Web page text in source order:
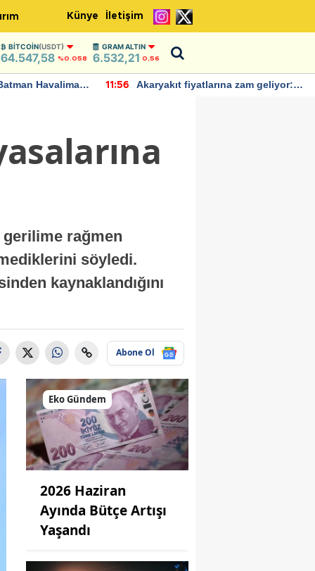
Künye İletişim
BITCOIN(USDT)
64.547,58 %0.058
GRAM ALTIN
6.532,21 0,56
Havalimanı
11:56
Akaryakıt fiyatlarına zam geliyor:
gerilime rağmen
söyledi.
kaynaklandığını
Abone Ol
Eko Gündem
2026 Haziran
Ayında Bütçe Artışı
Yaşandı